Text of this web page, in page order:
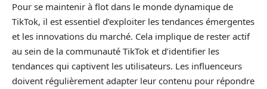
Pour se maintenir à flot dans le monde dynamique de
TikTok, il est essentiel d’exploiter les tendances émergentes
et les innovations du marché. Cela implique de rester actif
au sein de la communauté TikTok et d’identifier les
tendances qui captivent les utilisateurs. Les influenceurs
doivent régulièrement adapter leur contenu pour répondre